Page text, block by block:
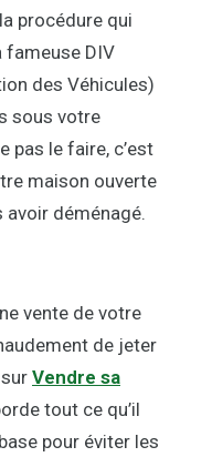
procédure qui
fameuse DIV
des Véhicules)
sous votre
pas le faire, c’est
maison ouverte
avoir déménagé.
vente de votre
de jeter
Vendre sa
tout ce qu’il
pour éviter les